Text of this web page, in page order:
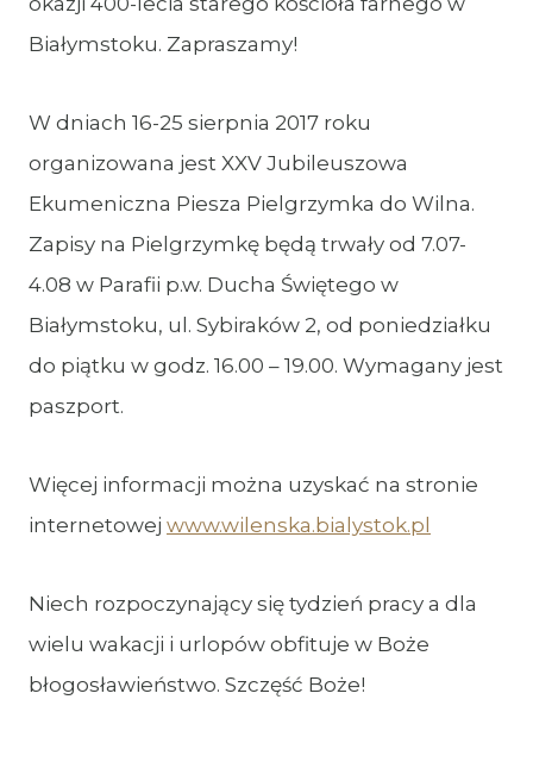
Białymstoku. Zapraszamy!
W dniach 16-25 sierpnia 2017 roku
organizowana jest XXV Jubileuszowa
Ekumeniczna Piesza Pielgrzymka do Wilna.
Zapisy na Pielgrzymkę będą trwały od 7.07-
4.08 w Parafii p.w. Ducha Świętego w
Białymstoku, ul. Sybiraków 2, od poniedziałku
do piątku w godz. 16.00 – 19.00. Wymagany jest
paszport.
Więcej informacji można uzyskać na stronie
internetowej www.wilenska.bialystok.pl
Niech rozpoczynający się tydzień pracy a dla
wielu wakacji i urlopów obfituje w Boże
błogosławieństwo. Szczęść Boże!